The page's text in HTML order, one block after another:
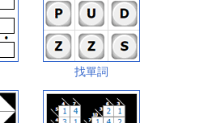
找單詞